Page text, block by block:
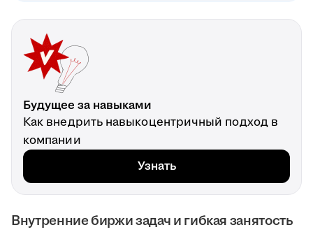
Будущее за навыками
Как внедрить навыкоцентричный подход в
компании
Узнать
Внутренние биржи задач и гибкая занятость